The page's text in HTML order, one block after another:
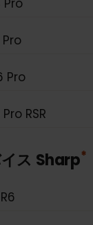
Pro
RSR
ス Sharp*